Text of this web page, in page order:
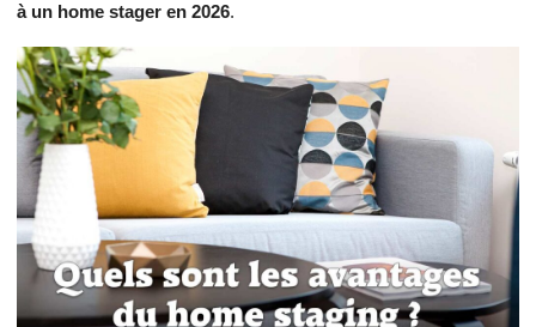
à un home stager en 2026.